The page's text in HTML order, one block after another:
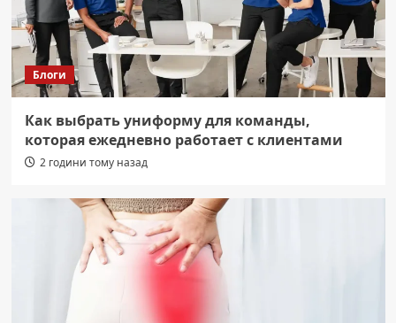
Блоги
Как выбрать униформу для команды,
которая ежедневно работает с клиентами
2 години тому назад